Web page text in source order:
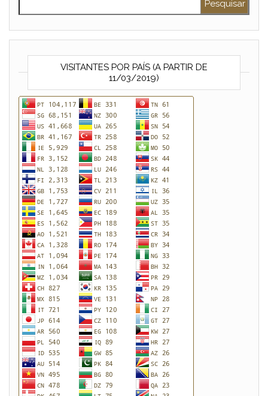
VISITANTES POR PAÍS (A PARTIR DE
11/03/2019)